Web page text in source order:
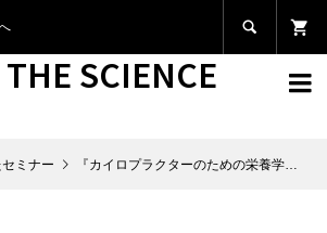

SCIENCE

ミナー 『カイロプラクターのための栄養学』Web第Ⅸ期「ディールブレーカーを見逃すな！」